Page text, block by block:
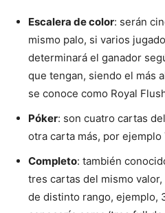
Escalera de color: serán
mismo palo, si varios
determinará el ganador
que tengan, siendo el más
se conoce como Royal
Póker: son cuatro cartas
otra carta más, por
Completo: también
tres cartas del mismo
de distinto rango, ejemplo,